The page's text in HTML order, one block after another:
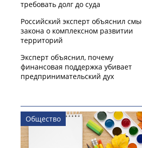
требовать долг до суда
Российский эксперт объяснил
закона о комплексном развитии
территорий
Эксперт объяснил, почему
финансовая поддержка убивает
предпринимательский дух
Общество